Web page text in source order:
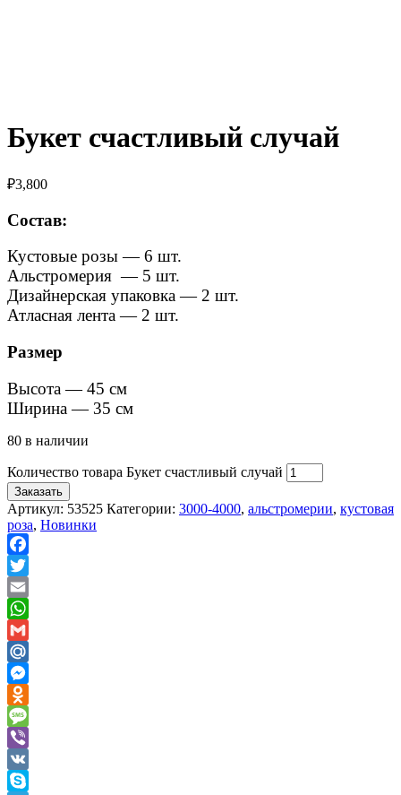
Букет счастливый случай
₽3,800
Состав:
Кустовые розы — 6 шт.
Альстромерия — 5 шт.
Дизайнерская упаковка — 2 шт.
Атласная лента — 2 шт.
Размер
Высота — 45 см
Ширина — 35 см
80 в наличии
Количество товара Букет счастливый случай
Заказать
Артикул: 53525 Категории: 3000-4000, альстромерии, кустовая
роза, Новинки
Facebook
Twitter
Email
WhatsApp
Gmail
Mail.Ru
Messenger
Odnoklassniki
Message
Viber
VK